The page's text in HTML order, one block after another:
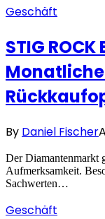
Geschäft
STIG
By Daniel Fischer
Der Diamantenmarkt
Aufmerksamkeit.
Sachwerten…
Geschäft